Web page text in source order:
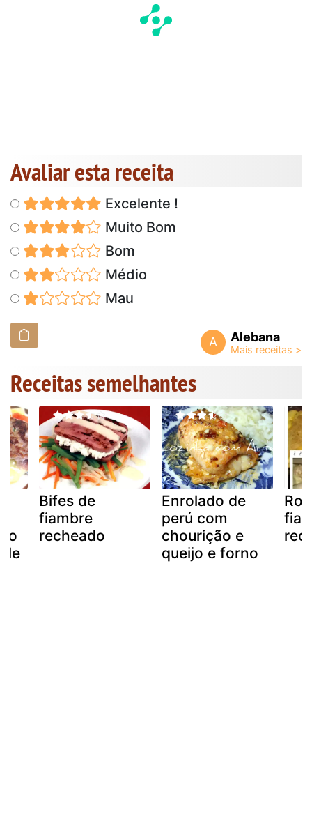
Avaliar esta receita
Excelente !
Muito Bom
Bom
Médio
Mau
A Alebana
Receitas semelhantes
Bifes de
fiambre
recheado
Enrolado de
perú com
chourição e
queijo e forno